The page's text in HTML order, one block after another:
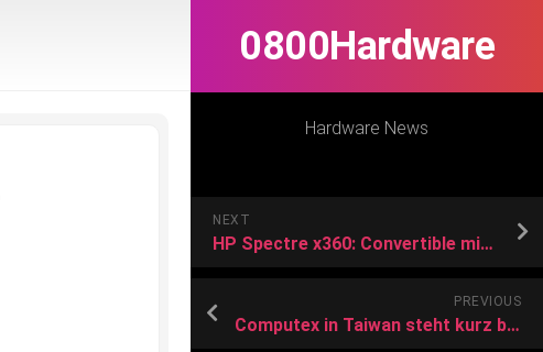
0800Hardware
Hardware News
NEXT
HP Spectre x360: Convertible mit Beauty-Modus – COMPUTER BILD
PREVIOUS
Computex in Taiwan steht kurz bevor – openPR